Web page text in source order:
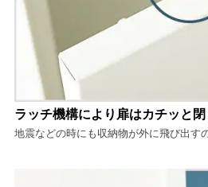
ラッチ機構により扉はカチッと閉
地震などの時にも収納物が外に飛び出す